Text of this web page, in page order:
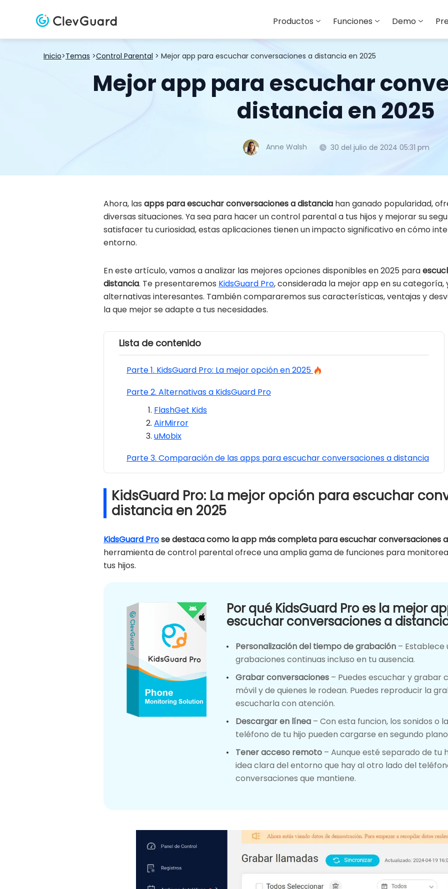
Productos Funciones Demo
Inicio>Temas >Control Parental > Mejor app para escuchar conversaciones a distancia en 2025
Mejor app para escuchar
distancia en 2025
Anne Walsh 30 del julio de 2024 05:31 pm
Ahora, las apps para escuchar conversaciones a distancia han ganado popularidad,
diversas situaciones. Ya sea para hacer un control parental a tus hijos y mejorar su
satisfacer tu curiosidad, estas aplicaciones tienen un impacto significativo en cómo
entorno.
En este artículo, vamos a analizar las mejores opciones disponibles en 2025 para
distancia. Te presentaremos KidsGuard Pro, considerada la mejor app en su
alternativas interesantes. También compararemos sus características, ventajas y
la que mejor se adapte a tus necesidades.
Lista de contenido
Parte 1. KidsGuard Pro: La mejor opción en 2025
Parte 2. Alternativas a KidsGuard Pro
FlashGet Kids
AirMirror
uMobix
Parte 3. Comparación de las apps para escuchar conversaciones a distancia
KidsGuard Pro: La mejor opción para escuchar
distancia en 2025
KidsGuard Prose destaca como la app más completa para escuchar conversaciones
herramienta de control parental ofrece una amplia gama de funciones para
tus hijos.
Por qué KidsGuard Pro es la mejor
escuchar conversaciones a
Personalización del tiempo de grabación –
grabaciones continuas incluso en tu ausencia.
Grabar conversaciones – Puedes escuchar y grabar
móvil y de quienes le rodean. Puedes reproducir la
escucharla con atención.
Descargar en línea – Con esta funcion, los sonidos o
teléfono de tu hijo pueden cargarse en segundo
Tener acceso remoto – Aunque esté separado de tu
idea clara del entorno que hay al otro lado del
conversaciones que mantiene.